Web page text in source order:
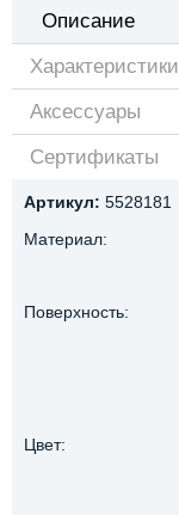
Описание
Характеристики
Аксессуары
Сертификаты
Артикул: 5528181
Материал:
Поверхность:
Цвет: